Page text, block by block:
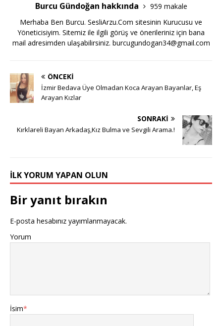
Burcu Gündoğan hakkında
959 makale
Merhaba Ben Burcu. SesliArzu.Com sitesinin Kurucusu ve
Yöneticisiyim. Sitemiz ile ilgili görüş ve önerileriniz için bana
mail adresimden ulaşabilirsiniz. burcugundogan34@gmail.com
ÖNCEKI
İzmir Bedava Üye Olmadan Koca Arayan Bayanlar, Eş
Arayan Kızlar
SONRAKI
Kırklareli Bayan Arkadaş,Kız Bulma ve Sevgili Arama.!
İLK YORUM YAPAN OLUN
Bir yanıt bırakın
E-posta hesabınız yayımlanmayacak.
Yorum
İsim*